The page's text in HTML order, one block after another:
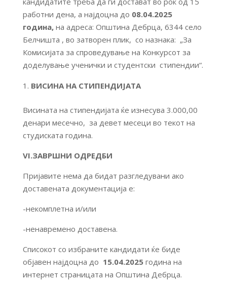
работни дена, а најдоцна до 08.04.2025
година,на адреса: Општина Дебрца, 6344 село
Белчишта , во затворен плик, со назнака: „За
Комисијата за спроведување на Конкурсот за
доделување ученички и студентски стипендии“.
ВИСИНА НА СТИПЕНДИЈАТА
Висината на стипендијата ќе изнесува 3.000,00
денари месечно, за девет месеци во текот на
студиската година.
VI.ЗАВРШНИ ОДРЕДБИ
Пријавите нема да бидат разгледувани ако
доставената документација е:
-некомплетна и/или
-ненавремено доставена.
Списокот со избраните кандидати ќе бидe
објавен најдоцна до 15.04.2025година на
интернет страницата на Општина Дебрца.